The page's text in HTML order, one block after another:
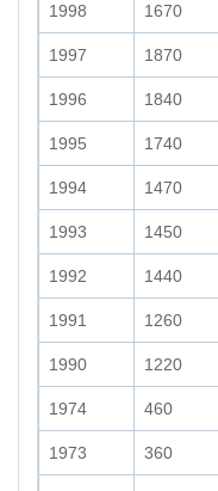
1998 1670
1997 1870
1996 1840
1995 1740
1994 1470
1993 1450
1992 1440
1991 1260
1990 1220
1974 460
1973 360